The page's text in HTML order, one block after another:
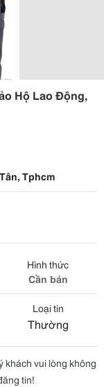
Hộ Lao Động,
Tphcm
Hình thức
Cần bán
Loại tin
Thường
khách vui lòng không
tin!